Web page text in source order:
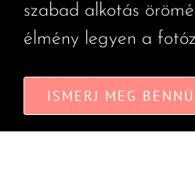
szabad alkotás
élmény legyen a
ISMERJ MEG